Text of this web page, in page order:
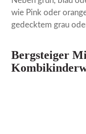
wie Pink oder
gedecktem grau
Bergsteiger